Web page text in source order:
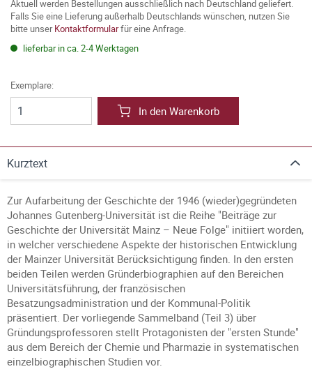
Aktuell werden Bestellungen ausschließlich nach Deutschland geliefert.
Falls Sie eine Lieferung außerhalb Deutschlands wünschen, nutzen Sie
bitte unserKontaktformularfür eine Anfrage.
lieferbar in ca. 2-4 Werktagen
Exemplare:
In den Warenkorb
Kurztext
Zur Aufarbeitung der Geschichte der 1946 (wieder)gegründeten
Johannes Gutenberg-Universität ist die Reihe "Beiträge zur
Geschichte der Universität Mainz – Neue Folge" initiiert worden,
in welcher verschiedene Aspekte der historischen Entwicklung
der Mainzer Universität Berücksichtigung finden. In den ersten
beiden Teilen werden Gründerbiographien auf den Bereichen
Universitätsführung, der französischen
Besatzungsadministration und der Kommunal-Politik
präsentiert. Der vorliegende Sammelband (Teil 3) über
Gründungsprofessoren stellt Protagonisten der "ersten Stunde"
aus dem Bereich der Chemie und Pharmazie in systematischen
einzelbiographischen Studien vor.